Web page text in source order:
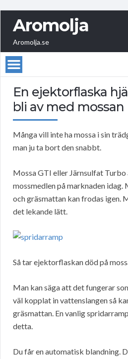
Aromolja
Aromolja.se
En ejektorflaska
bli av med mossan
Många vill inte ha mossa i sin
man ju ta bort den snabbt.
Mossa GTI eller Järnsulfat Turbo
mossmedlen på marknaden idag.
och gräsmattan kan frodas igen.
det lekande lätt.
Så tar ejektorflaskan död på
Man kan säga att det fungerar
väl kopplat in vattenslangen så
gräsmattan. En vanlig
detta.
Du får en automatisk blandning.